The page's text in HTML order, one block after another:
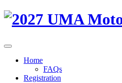
Home
FAQs
Registration